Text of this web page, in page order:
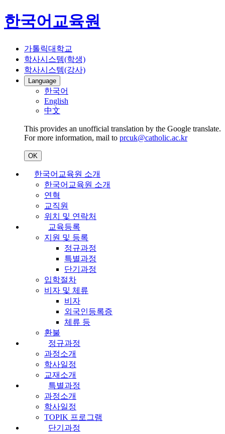
한국어교육원
가톨릭대학교
학사시스템(학생)
학사시스템(강사)
Language
한국어
English
中文
This provides an unofficial translation by the Google translate.
For more information, mail to prcuk@catholic.ac.kr
OK
한국어교육원 소개
한국어교육원 소개
연혁
교직원
위치 및 연락처
교육등록
지원 및 등록
정규과정
특별과정
단기과정
입학절차
비자 및 체류
비자
외국인등록증
체류 등
환불
정규과정
과정소개
학사일정
교재소개
특별과정
과정소개
학사일정
TOPIK 프로그램
단기과정